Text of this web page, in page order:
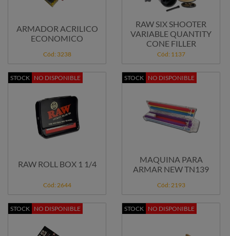
ARMADOR ACRILICO
ECONOMICO
Cód: 3238
RAW SIX SHOOTER
VARIABLE QUANTITY
CONE FILLER
Cód: 1137
STOCK NO DISPONIBLE
RAW ROLL BOX 1 1/4
Cód: 2644
STOCK NO DISPONIBLE
MAQUINA PARA
ARMAR NEW TN139
Cód: 2193
STOCK NO DISPONIBLE STOCK NO DISPONIBLE